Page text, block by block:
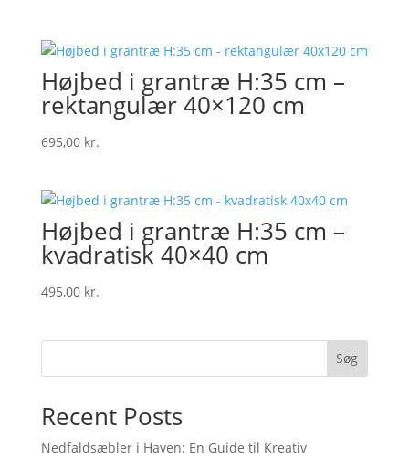
Højbed i grantræ H:35 cm –
rektangulær 40×120 cm
695,00 kr.
Højbed i grantræ H:35 cm –
kvadratisk 40×40 cm
495,00 kr.
Søg
Recent Posts
Nedfaldsæbler i Haven: En Guide til Kreativ